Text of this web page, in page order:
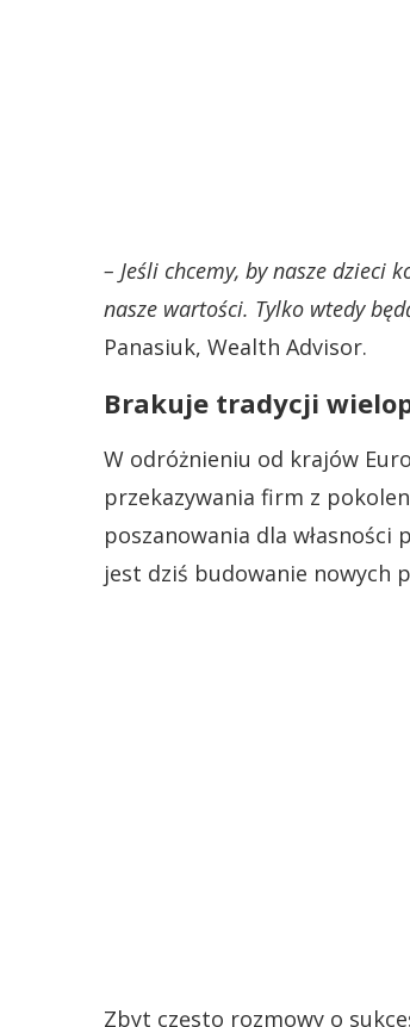
– Jeśli chcemy, by nasze dzieci
nasze wartości. Tylko wtedy
Panasiuk, Wealth Advisor.
Brakuje tradycji
W odróżnieniu od krajów
przekazywania firm z
poszanowania dla
jest dziś budowanie nowych
Zbyt często rozmowy o